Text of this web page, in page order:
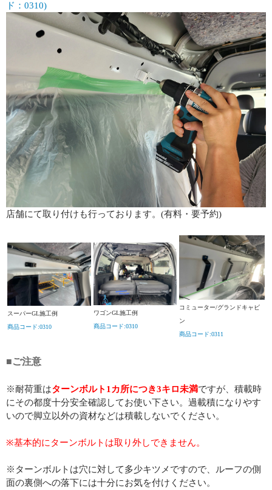
ド：0310)
店舗にて取り付けも行っております。(有料・要予約)
スーパーGL施工例
商品コード:0310
ワゴンGL施工例
商品コード:0310
コミューター/グランドキャビ
ン
商品コード:0311
■ご注意
※耐荷重はターンボルト1カ所につき3キロ未満ですが、積載時
にその都度十分安全確認してお使い下さい。過載積になりやす
いので脚立以外の資材などは積載しないでください。
※基本的にターンボルトは取り外しできません。
※ターンボルトは穴に対して多少キツメですので、ルーフの側
面の裏側への落下には十分にお気を付けください。